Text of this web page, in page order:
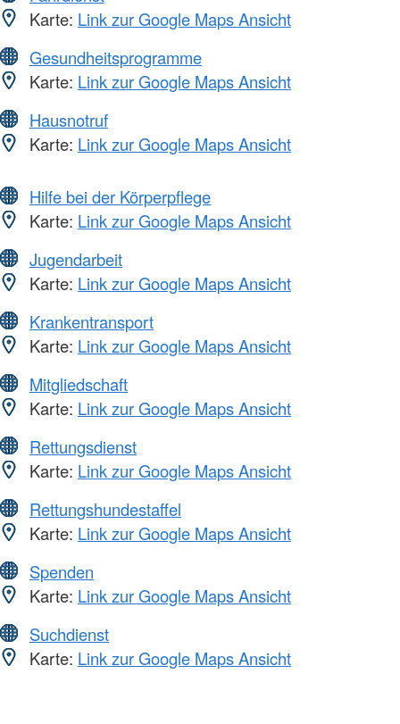
Karte: Link zur Google Maps Ansicht
Gesundheitsprogramme
Karte: Link zur Google Maps Ansicht
Hausnotruf
Karte: Link zur Google Maps Ansicht
Hilfe bei der Körperpflege
Karte: Link zur Google Maps Ansicht
Jugendarbeit
Karte: Link zur Google Maps Ansicht
Krankentransport
Karte: Link zur Google Maps Ansicht
Mitgliedschaft
Karte: Link zur Google Maps Ansicht
Rettungsdienst
Karte: Link zur Google Maps Ansicht
Rettungshundestaffel
Karte: Link zur Google Maps Ansicht
Spenden
Karte: Link zur Google Maps Ansicht
Suchdienst
Karte: Link zur Google Maps Ansicht